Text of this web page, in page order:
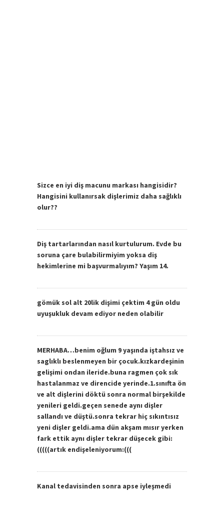
Sizce en iyi diş macunu markası hangisidir?
Hangisini kullanırsak dişlerimiz daha sağlıklı
olur??
Diş tartarlarından nasıl kurtulurum. Evde bu
soruna çare bulabilirmiyim yoksa diş
hekimlerine mi başvurmalıyım? Yaşım 14.
gömük sol alt 20lik dişimi çektim 4 gün oldu
uyuşukluk devam ediyor neden olabilir
MERHABA…benim oğlum 9 yaşında iştahsız ve
saglıklı beslenmeyen bir çocuk.kızkardeşinin
gelişimi ondan ileride.buna ragmen çok sık
hastalanmaz ve direncide yerinde.1.sınıfta ön
ve alt dişlerini döktü sonra normal birşekilde
yenileri geldi.geçen senede aynı dişler
sallandı ve düştü.sonra tekrar hiç sıkıntısız
yeni dişler geldi.ama dün akşam mısır yerken
fark ettik aynı dişler tekrar düşecek gibi:
(((((artık endişeleniyorum:(((
Kanal tedavisinden sonra apse iyleşmedi